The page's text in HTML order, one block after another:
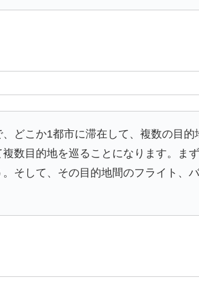
どこか1都市に滞在して、複数の目
数目的地を巡ることになります。ま
そして、その目的地間のフライト、